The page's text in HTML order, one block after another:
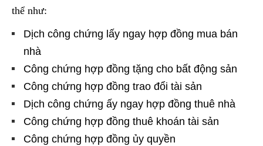
thể như:
Dịch công chứng lấy ngay hợp đồng mua bán
nhà
Công chứng hợp đồng tặng cho bất động sản
Công chứng hợp đồng trao đổi tài sản
Dịch công chứng ấy ngay hợp đồng thuê nhà
Công chứng hợp đồng thuê khoán tài sản
Công chứng hợp đồng ủy quyền